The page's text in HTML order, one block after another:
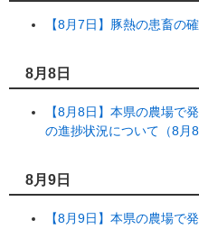
【8月7日】豚熱の患畜の
8月8日
【8月8日】本県の農場で
の進捗状況について（8月
8月9日
【8月9日】本県の農場で